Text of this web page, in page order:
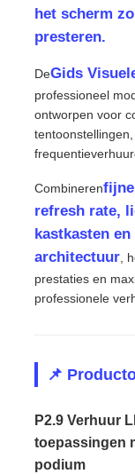
Huis
Producten
Video's
VR -show
Over Ons
Fabriekstour
Nieuws
het scherm
presteren.
DeGids
professioneel
ontworpen voor
Combineren
refresh rate,
kastkasten
architectuur ,
prestaties en
professionele
📌
P2.9 Verhuur
toepassingen
podium